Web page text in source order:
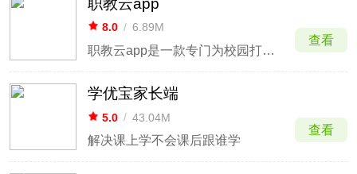
职教云app
8.0 / 6.89M
职教云app是一款专门为校园打造的服务应用，是学校、教师、学生及家长多维立体的交互平台。通过这款平台可以为教师、学校、家长提供信息化的教育服务包括信息的互通、考勤管理、课表查询、通知公告、短信服务、教学资源、掌上选课、教学评价、一卡通、微课堂等等。
查看
学优宝家长端
5.0 / 43.04M
解决课上学不会课后跟谁学
查看